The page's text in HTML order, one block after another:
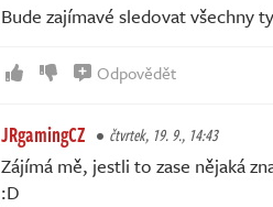
Bude zajímavé sledovat všechny
Odpovědět
JRgamingCZ čtvrtek, 19. 9., 14:43
Zájímá mě, jestli to zase nějaká
:D